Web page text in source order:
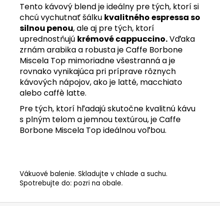
Tento kávový blend je ideálny pre tých, ktorí si
chcú vychutnať šálku kvalitného espressa so
silnou penou, ale aj pre tých, ktorí
uprednostňujú krémové cappuccino.Vďaka
zrnám arabika a robusta je Caffe Borbone
Miscela Top mimoriadne všestranná a je
rovnako vynikajúca pri príprave rôznych
kávových nápojov, ako je latté, macchiato
alebo caffè latte.
Pre tých, ktorí hľadajú skutočne kvalitnú kávu
s plným telom a jemnou textúrou, je Caffe
Borbone Miscela Top ideálnou voľbou.
Vákuové balenie. Skladujte v chlade a suchu.
Spotrebujte do: pozri na obale.